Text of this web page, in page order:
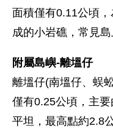
面積僅有0.11公頃
成的小岩礁，常見島
附屬島嶼-離塭仔
離塭仔(南塭仔、蜈
僅有0.25公頃，主
平坦，最高點約2.8公